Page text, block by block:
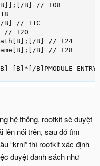
B] // +08
B] // +1C
// +20
B] // +24
B] // +28
[B]*[/
hệ thống, rootkit sẽ duyệt
lên nói trên, sau đó tìm
“krnl” thì rootkit xác định
duyệt danh sách như